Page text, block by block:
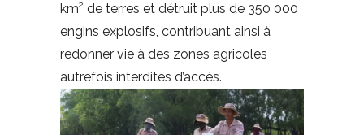
km² de terres et détruit plus de 350 000
engins explosifs, contribuant ainsi à
redonner vie à des zones agricoles
autrefois interdites d’accès.